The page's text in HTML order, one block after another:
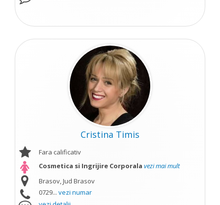
Cristina Timis
Fara calificativ
Cosmetica si Ingrijire Corporala vezi mai mult
Brasov, Jud Brasov
0729... vezi numar